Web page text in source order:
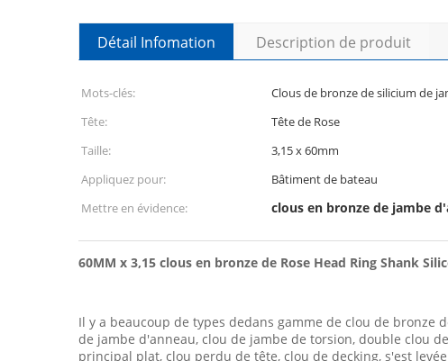
Détail Infomation Description de produit
Mots-clés: Clous de bronze de silicium de
Tête:
Tête de Rose
Taille:
3,15 x 60mm
Appliquez pour:
Bâtiment de bateau
Mettre en évidence:
clous en bronze de jambe
60MM x 3,15 clous en bronze de Rose Head Ring Shank
Il y a beaucoup de types dedans gamme de clou de
de jambe d'anneau, clou de jambe de torsion, double clou
principal plat, clou perdu de tête, clou de decking, s'est